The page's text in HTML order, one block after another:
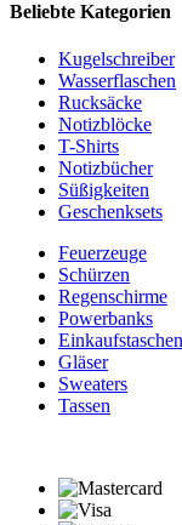
Beliebte Kategorien
Kugelschreiber
Wasserflaschen
Rucksäcke
Notizblöcke
T-Shirts
Notizbücher
Süßigkeiten
Geschenksets
Feuerzeuge
Schürzen
Regenschirme
Powerbanks
Einkaufstaschen
Gläser
Sweaters
Tassen